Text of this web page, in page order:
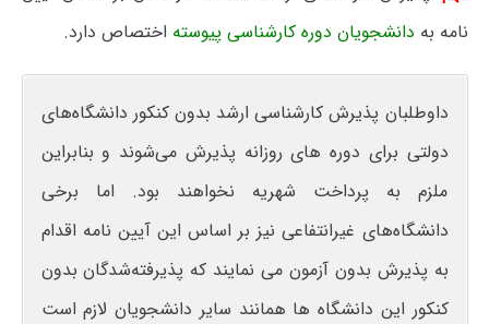
نامه به دانشجویان دوره کارشناسی پیوسته اختصاص دارد.
داوطلبان پذیرش کارشناسی ارشد بدون کنکور دانشگاه‌های
دولتی برای دوره‎ های روزانه پذیرش می‌شوند و بنابراین
ملزم به پرداخت شهریه نخواهند بود. اما برخی
دانشگاه‌های غیرانتفاعی نیز بر اساس این آیین ‎نامه اقدام
به پذیرش بدون آزمون می ‎نمایند که پذیرفته‌شدگان بدون
کنکور این دانشگاه ‎ها همانند سایر دانشجویان لازم است